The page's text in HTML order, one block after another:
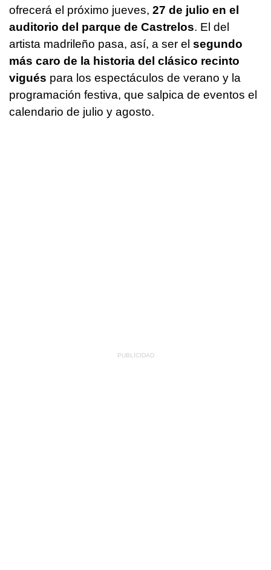
ofrecerá el próximo jueves, 27 de julio en el
auditorio del parque de Castrelos. El del
artista madrileño pasa, así, a ser el segundo
más caro de la historia del clásico recinto
vigués para los espectáculos de verano y la
programación festiva, que salpica de eventos el
calendario de julio y agosto.